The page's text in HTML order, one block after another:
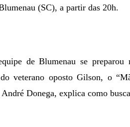
(SC), a partir das 20h.
de Blumenau se
veterano oposto Gilson, o
Donega, explica como